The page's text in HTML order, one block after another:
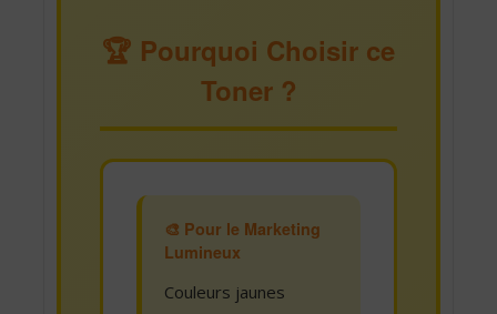
🏆 Pourquoi Choisir ce
Toner ?
🎨 Pour le Marketing
Lumineux
Couleurs jaunes